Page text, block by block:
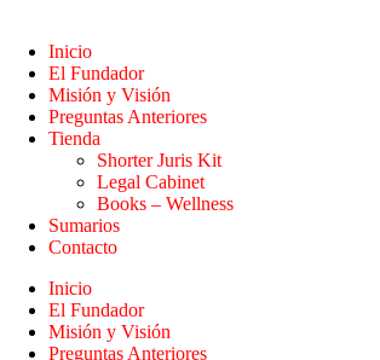
Inicio
El Fundador
Misión y Visión
Preguntas Anteriores
Tienda
Shorter Juris Kit
Legal Cabinet
Books – Wellness
Sumarios
Contacto
Inicio
El Fundador
Misión y Visión
Preguntas Anteriores